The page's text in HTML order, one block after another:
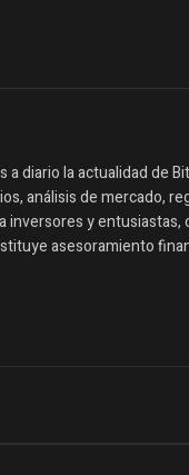
diario la actualidad de
análisis de mercado,
y entusiastas,
asesoramiento